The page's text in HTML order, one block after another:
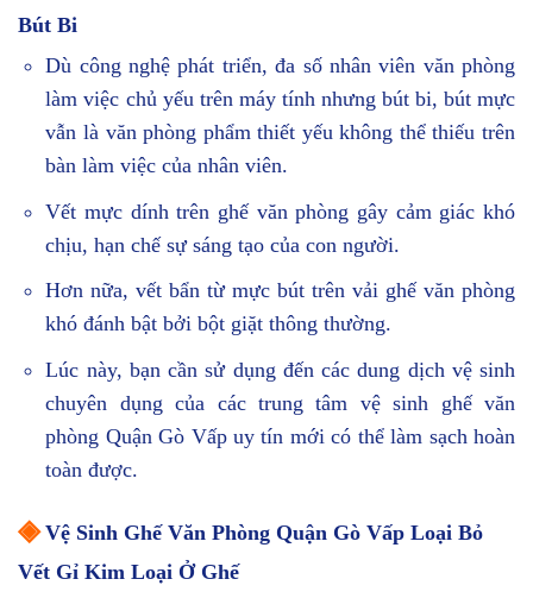
Bút Bi
Dù công nghệ phát triển, đa số nhân viên văn phòng
làm việc chủ yếu trên máy tính nhưng bút bi, bút mực
vẫn là văn phòng phẩm thiết yếu không thể thiếu trên
bàn làm việc của nhân viên.
Vết mực dính trên ghế văn phòng gây cảm giác khó
chịu, hạn chế sự sáng tạo của con người.
Hơn nữa, vết bẩn từ mực bút trên vải ghế văn phòng
khó đánh bật bởi bột giặt thông thường.
Lúc này, bạn cần sử dụng đến các dung dịch vệ sinh
chuyên dụng của các trung tâm vệ sinh ghế văn
phòng Quận Gò Vấp uy tín mới có thể làm sạch hoàn
toàn được.
◈Vệ Sinh Ghế Văn Phòng Quận Gò Vấp Loại Bỏ
Vết Gỉ Kim Loại Ở Ghế